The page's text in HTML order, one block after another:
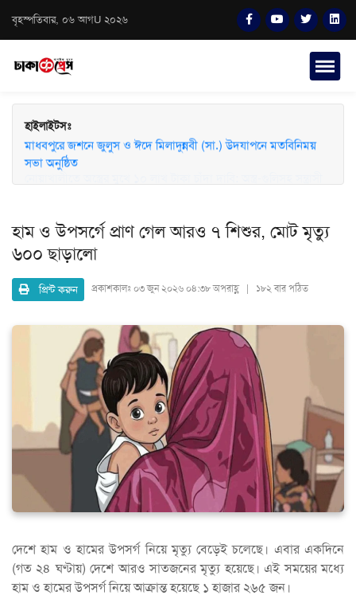
বৃহস্পতিবার, ০৬ আগU ২০২৬
হাইলাইটসঃ
মাধবপুরে জশনে জুলুস ও ঈদে মিলাদুন্নবী (সা.) উদযাপনে মতবিনিময়
সভা অনুষ্ঠিত
হাম ও উপসর্গে প্রাণ গেল আরও ৭ শিশুর, মোট মৃত্যু
৬০০ ছাড়ালো
প্রিন্ট করুন প্রকাশকালঃ ০৩ জুন ২০২৬ ০৪:৩৮ অপরাহ্ণ | ১৮২ বার পঠিত
দেশে হাম ও হামের উপসর্গ নিয়ে মৃত্যু বেড়েই চলেছে। এবার একদিনে
(গত ২৪ ঘণ্টায়) দেশে আরও সাতজনের মৃত্যু হয়েছে। এই সময়ের মধ্যে
হাম ও হামের উপসর্গ নিয়ে আক্রান্ত হয়েছে ১ হাজার ২৬৫ জন।